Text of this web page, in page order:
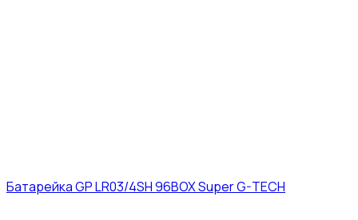
Батарейка GP LR03/4SH 96BOX Super G-TECH